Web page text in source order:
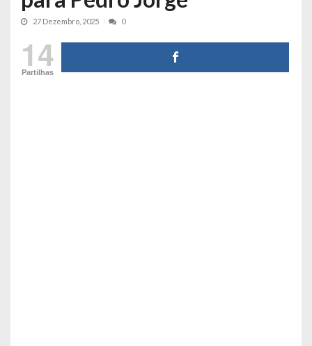
27 Dezembro, 2025 0
14
Partilhas